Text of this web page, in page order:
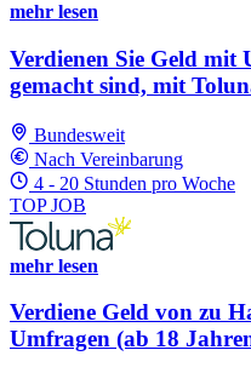
mehr lesen
Verdienen Sie Geld mit
gemacht sind, mit
Bundesweit
Nach Vereinbarung
4 - 20 Stunden pro Woche
TOP JOB
mehr lesen
Verdiene Geld von zu
Umfragen (ab 18